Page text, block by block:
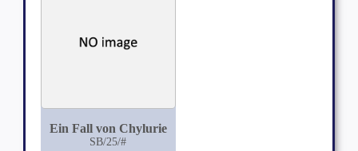
Ein Fall von Chylurie
SB/25/#